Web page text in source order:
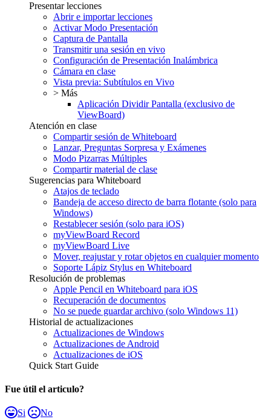
Presentar lecciones
Abrir e importar lecciones
Activar Modo Presentación
Captura de Pantalla
Transmitir una sesión en vivo
Configuración de Presentación Inalámbrica
Cámara en clase
Vista previa: Subtítulos en Vivo
> Más
Aplicación Dividir Pantalla (exclusivo de
ViewBoard)
Atención en clase
Compartir sesión de Whiteboard
Lanzar, Preguntas Sorpresa y Exámenes
Modo Pizarras Múltiples
Compartir material de clase
Sugerencias para Whiteboard
Atajos de teclado
Bandeja de acceso directo de barra flotante (solo para
Windows)
Restablecer sesión (solo para iOS)
myViewBoard Record
myViewBoard Live
Mover, reajustar y rotar objetos en cualquier momento
Soporte Lápiz Stylus en Whiteboard
Resolución de problemas
Apple Pencil en Whiteboard para iOS
Recuperación de documentos
No se puede guardar archivo (solo Windows 11)
Historial de actualizaciones
Actualizaciones de Windows
Actualizaciones de Android
Actualizaciones de iOS
Quick Start Guide
Fue útil el articulo?
Si No